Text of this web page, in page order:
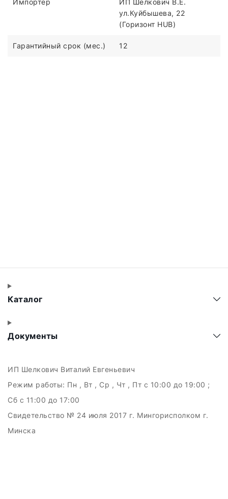
ул.Куйбышева, 22
(Горизонт HUB)
Гарантийный срок (мес.) 12
Каталог
Документы
ИП Шелкович Виталий Евгеньевич
Режим работы: Пн , Вт , Ср , Чт , Пт c 10:00 до 19:00 ;
Сб c 11:00 до 17:00
Свидетельство № 24 июля 2017 г. Мингорисполком г.
Минска